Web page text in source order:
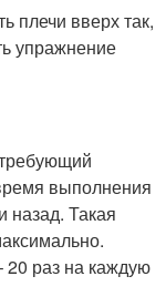
плечи вверх так,
упражнение
выполнения
назад. Такая
20 раз на каждую